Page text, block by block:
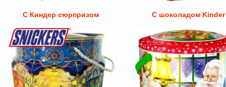
С Киндер сюрпризом С шоколадом Kinder